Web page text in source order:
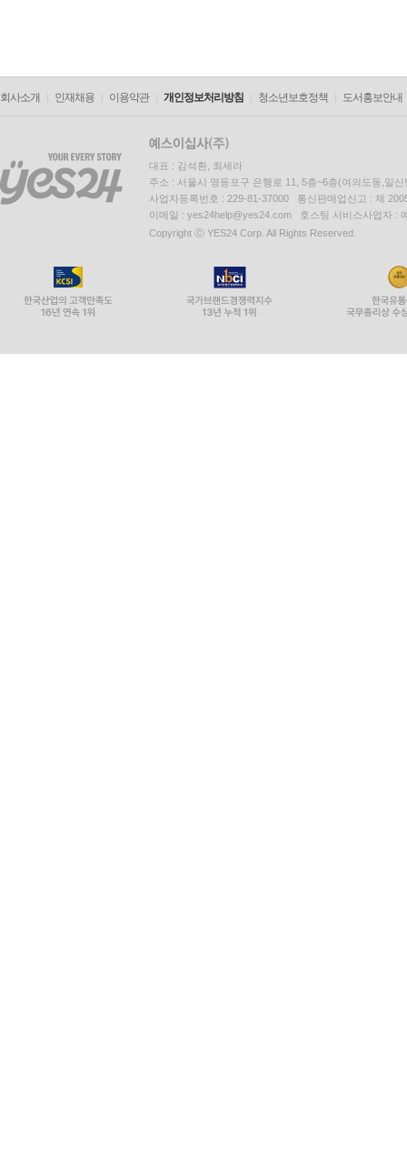
회사소개 인재채용 이용약관 개인정보처리방침 청소년보호정책 도서홍보안내
대표 : 김석환, 최세라
주소 : 서울시 영등포구 은행로 11, 5층~6층(여의도동,일신
사업자등록번호 : 229-81-37000 통신판매업신고 : 제
이메일 : yes24help@yes24.com 호스팅 서비스사업자 :
Copyright ⓒ YES24 Corp. All Rights Reserved.